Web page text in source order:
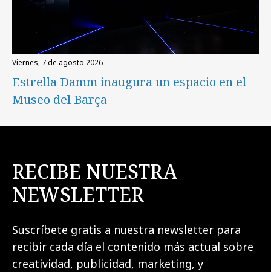
viernes, 7 de agosto 2026
Estrella Damm inaugura un espacio en el
Museo del Barça
RECIBE NUESTRA
NEWSLETTER
Suscríbete gratis a nuestra newsletter para
recibir cada día el contenido más actual sobre
creatividad, publicidad, marketing, y